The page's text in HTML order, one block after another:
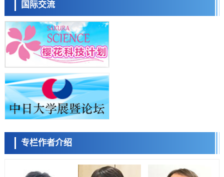
近畿大学等发现植物染料“日本茜”的红色成分可抑制老化与炎症，有望
成为新型功能性材料
科学研究
群马大学开发针对难治性癫痫的新型基因疗法，利用超小型GAD67启动
子抑制发作
科学研究
九州大学揭示夜间眼压升高机制：两种激素波动叠加所致
科学研究
东京都产技研采用新手法开发出可稳定工作至300℃的介电材料，已验
证电容器可在汽车发动机等高温环境下工作
经济・社会
日本生成式AI使用者占比一年内翻倍，但与中美德仍有较大差距
政策
日本修订首都直下型地震紧急对策：目标为死亡人数至少减半，重点强
化火灾防控
福井大学发现细胞记忆过往并抑制反应的机制，阐明即便DNA相同反应
国际交流
专栏作者介绍
小岩井忠道
陈小牧 李鸥 安宁